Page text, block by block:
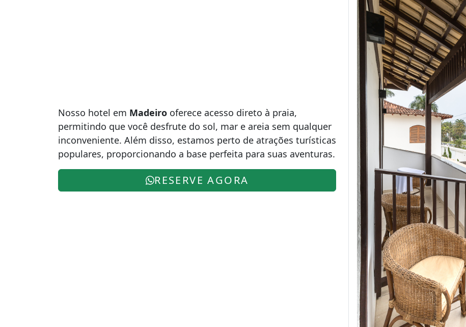
Nosso hotel em Madeiro oferece acesso direto à praia,
permitindo que você desfrute do sol, mar e areia sem qualquer
inconveniente. Além disso, estamos perto de atrações turísticas
populares, proporcionando a base perfeita para suas aventuras.
RESERVE AGORA